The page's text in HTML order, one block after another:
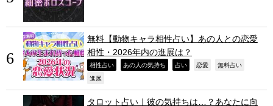
無料【動物キャラ相性占い】あの人との恋愛
相性・2026年内の進展は？
相性占い あの人の気持ち 占い 恋愛 無料占い
進展
タロット占い｜彼の気持ちは…？あなたに向